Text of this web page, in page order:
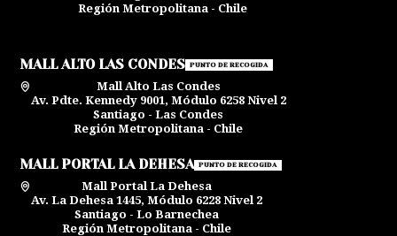
Región Metropolitana - Chile
MALL ALTO LAS CONDES PUNTO DE RECOGIDA
Mall Alto Las Condes
Av. Pdte. Kennedy 9001, Módulo 6258 Nivel 2
Santiago - Las Condes
Región Metropolitana - Chile
MALL PORTAL LA DEHESA PUNTO DE RECOGIDA
Mall Portal La Dehesa
Av. La Dehesa 1445, Módulo 6228 Nivel 2
Santiago - Lo Barnechea
Región Metropolitana - Chile